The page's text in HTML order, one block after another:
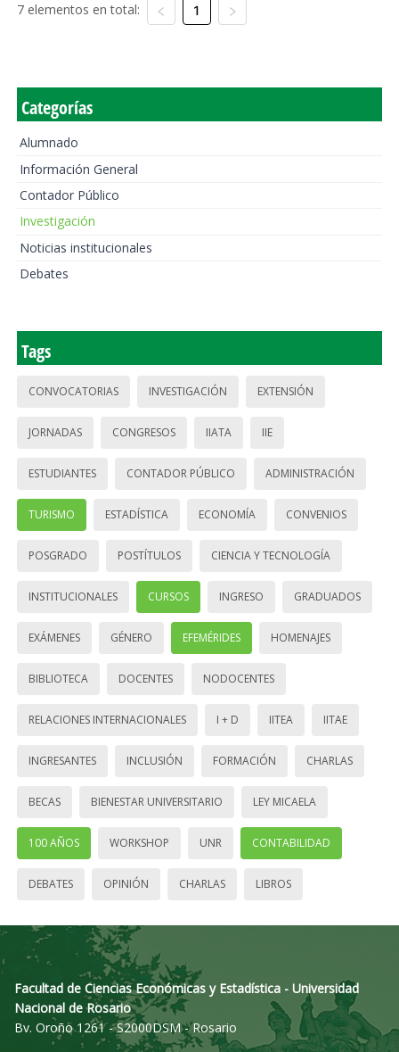
7 elementos en total: 1
Categorías
Alumnado
Información General
Contador Público
Investigación
Noticias institucionales
Debates
Tags
CONVOCATORIAS INVESTIGACIÓN EXTENSIÓN
JORNADAS CONGRESOS IIATA IIE
ESTUDIANTES CONTADOR PÚBLICO ADMINISTRACIÓN
TURISMO ESTADÍSTICA ECONOMÍA CONVENIOS
POSGRADO POSTÍTULOS CIENCIA Y TECNOLOGÍA
INSTITUCIONALES CURSOS INGRESO GRADUADOS
EXÁMENES GÉNERO EFEMÉRIDES HOMENAJES
BIBLIOTECA DOCENTES NODOCENTES
RELACIONES INTERNACIONALES I + D IITEA IITAE
INGRESANTES INCLUSIÓN FORMACIÓN CHARLAS
BECAS BIENESTAR UNIVERSITARIO LEY MICAELA
100 AÑOS WORKSHOP UNR CONTABILIDAD
DEBATES OPINIÓN CHARLAS LIBROS
Facultad de Ciencias Económicas y Estadística - Universidad
Nacional de Rosario
Bv. Oroño 1261 - S2000DSM - Rosario